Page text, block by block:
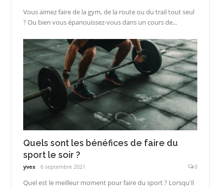
Vous aimez faire de la gym, de la route ou du trail tout seul
? Ou bien vous épanouissez-vous dans un cours de...
Quels sont les bénéfices de faire du
sport le soir ?
yves 6 septembre 2021 0
Quel est le meilleur moment pour faire du sport ? Lorsqu'il